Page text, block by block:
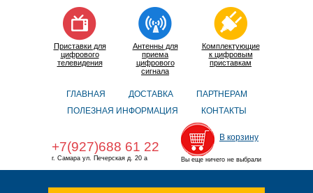
Приставки для
цифрового
телевидения
Антенны для
приема
цифрового
сигнала
Комплектующие
к цифровым
приставкам
+7(927)688 61 22
г. Самара ул. Печерская д. 20 а
ГЛАВНАЯ ДОСТАВКА
ПАРТНЕРАМ
ПОЛЕЗНАЯ ИНФОРМАЦИЯ
КОНТАКТЫ
В корзину
Вы еще ничего не выбрали